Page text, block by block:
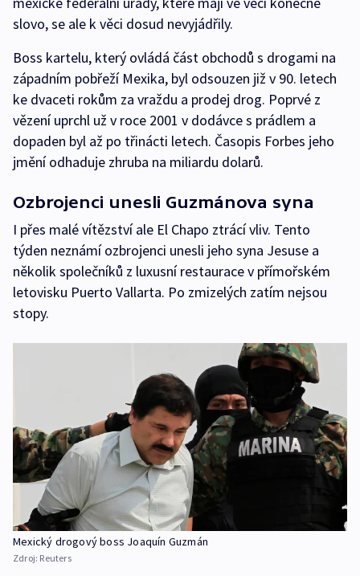
slovo, se ale k věci dosud nevyjádřily.
Boss kartelu, který ovládá část obchodů s drogami na
západním pobřeží Mexika, byl odsouzen již v 90. letech
ke dvaceti rokům za vraždu a prodej drog. Poprvé z
vězení uprchl už v roce 2001 v dodávce s prádlem a
dopaden byl až po třinácti letech. Časopis Forbes jeho
jmění odhaduje zhruba na miliardu dolarů.
Ozbrojenci unesli Guzmánova syna
I přes malé vítězství ale El Chapo ztrácí vliv. Tento
týden neznámí ozbrojenci unesli jeho syna Jesuse a
několik společníků z luxusní restaurace v přímořském
letovisku Puerto Vallarta. Po zmizelých zatím nejsou
stopy.
Mexický drogový boss Joaquín Guzmán
Zdroj: Reuters